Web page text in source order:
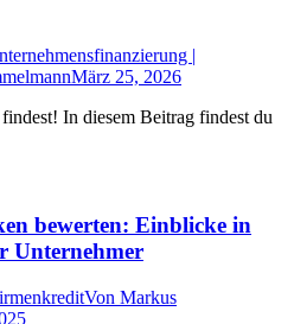
|
März 25, 2026
In diesem Beitrag findest du
bewerten: Einblicke in
Unternehmer
Von Markus